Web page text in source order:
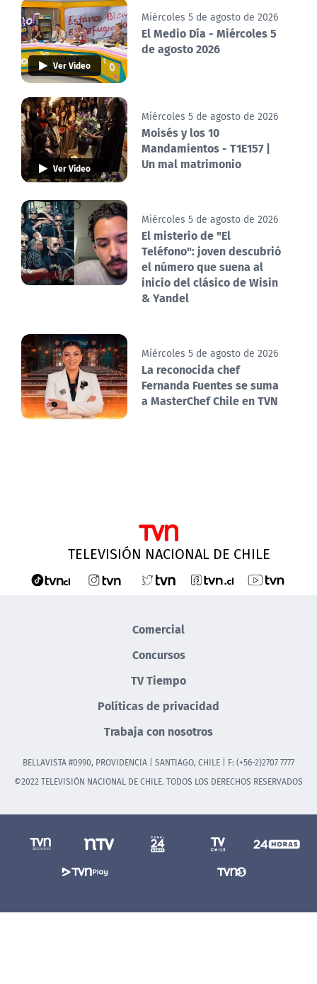
Ver Video
Miércoles 5 de agosto de 2026
El Medio Día - Miércoles 5
de agosto 2026
Ver Video
Miércoles 5 de agosto de 2026
Moisés y los 10
Mandamientos - T1E157 |
Un mal matrimonio
Miércoles 5 de agosto de 2026
El misterio de "El
Teléfono": joven descubrió
el número que suena al
inicio del clásico de Wisin
& Yandel
Miércoles 5 de agosto de 2026
La reconocida chef
Fernanda Fuentes se suma
a MasterChef Chile en TVN
TELEVISIÓN NACIONAL DE CHILE
Comercial
Concursos
TV Tiempo
Políticas de privacidad
Trabaja con nosotros
BELLAVISTA #0990, PROVIDENCIA | SANTIAGO, CHILE | F: (+56-2)2707 7777
©2022 TELEVISIÓN NACIONAL DE CHILE. TODOS LOS DERECHOS RESERVADOS